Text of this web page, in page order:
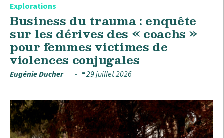
Explorations
Business du trauma : enquête
sur les dérives des « coachs »
pour femmes victimes de
violences conjugales
Eugénie Ducher 29 juillet 2026